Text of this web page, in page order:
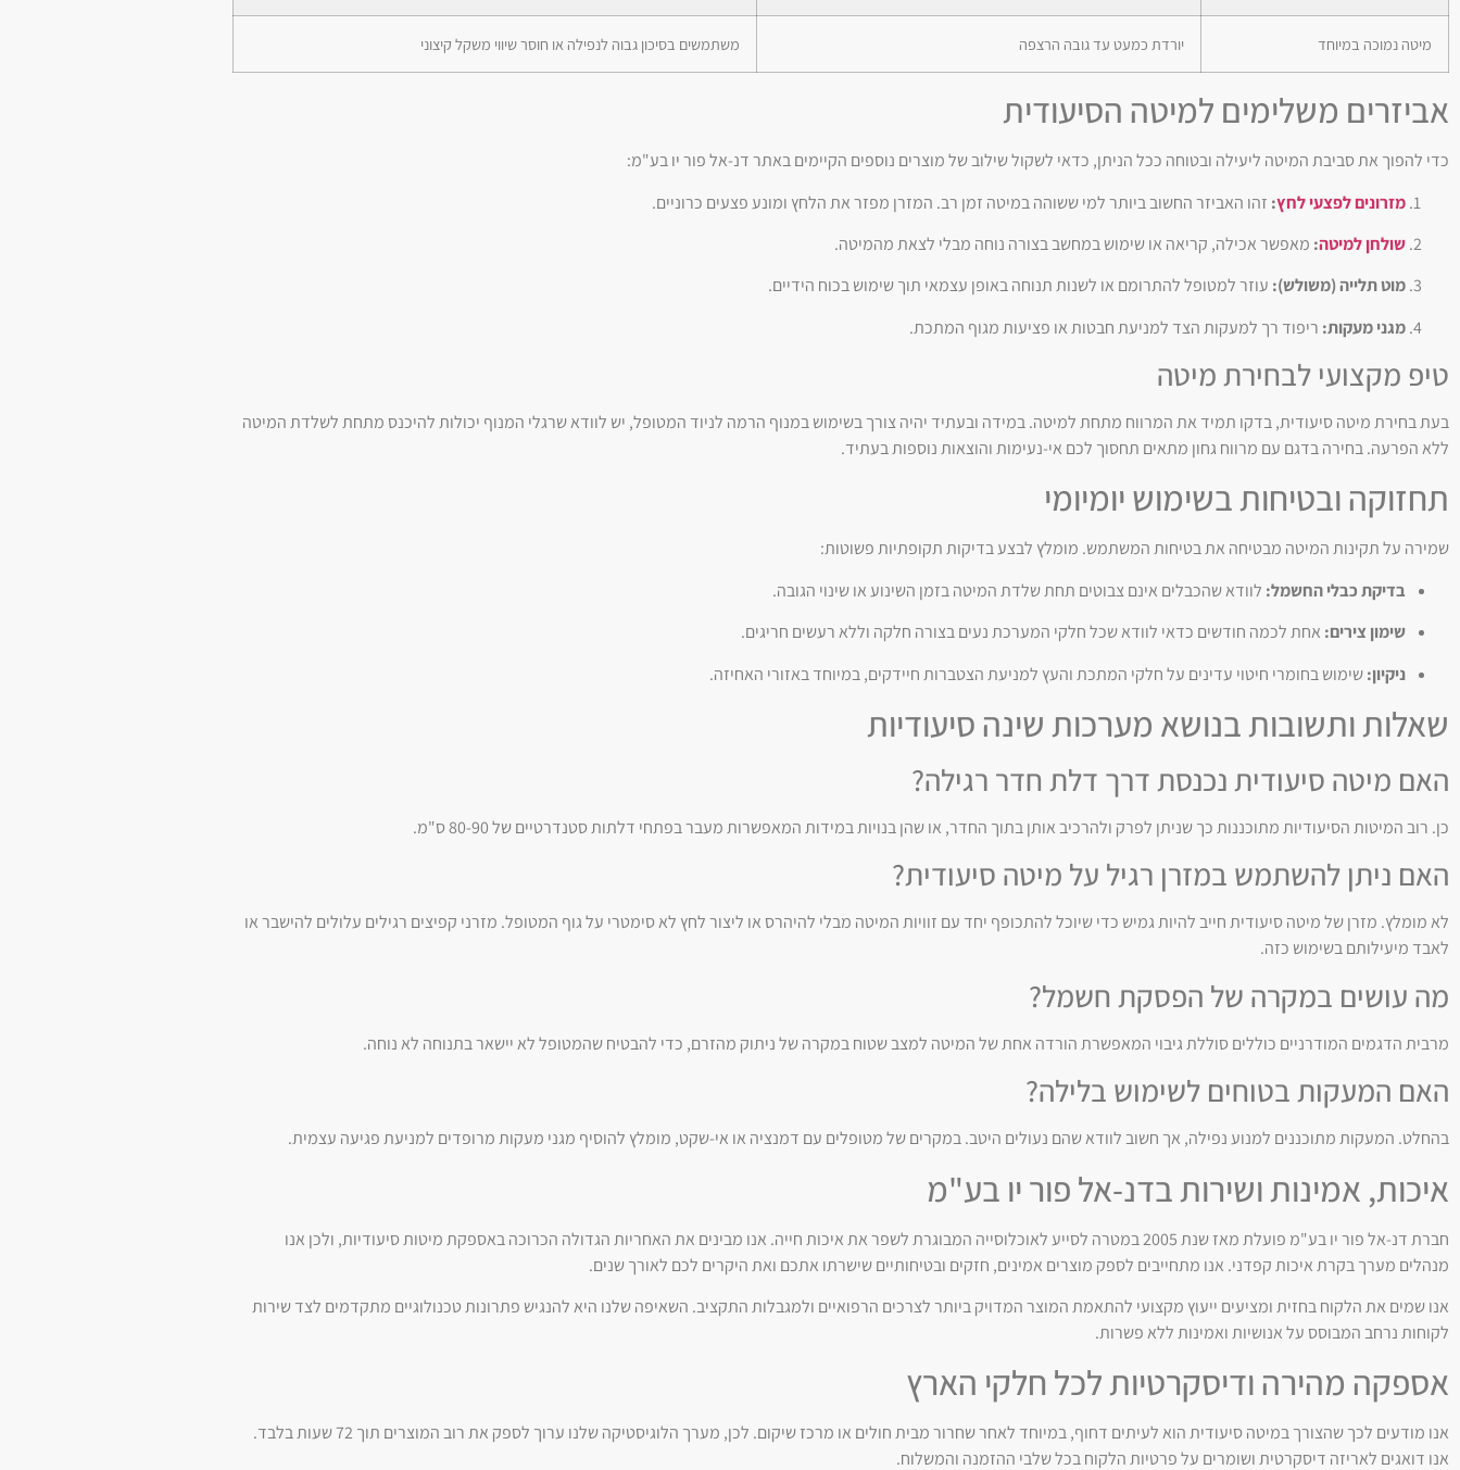
מיטה נמוכה במיוחד יורדת כמעט עד גובה הרצפה משתמשים בסיכון גבוה לנפילה או חוסר שיווי משקל קיצוני
אביזרים משלימים למיטה הסיעודית
כדי להפוך את סביבת המיטה ליעילה ובטוחה ככל הניתן, כדאי לשקול שילוב של מוצרים נוספים הקיימים באתר דנ-אל פור יו בע"מ:
מזרונים לפצעי לחץ: זהו האביזר החשוב ביותר למי ששוהה במיטה זמן רב. המזרן מפזר את הלחץ ומונע פצעים כרוניים.
שולחן למיטה: מאפשר אכילה, קריאה או שימוש במחשב בצורה נוחה מבלי לצאת מהמיטה.
מוט תלייה (משולש): עוזר למטופל להתרומם או לשנות תנוחה באופן עצמאי תוך שימוש בכוח הידיים.
מגני מעקות: ריפוד רך למעקות הצד למניעת חבטות או פציעות מגוף המתכת.
טיפ מקצועי לבחירת מיטה
בעת בחירת מיטה סיעודית, בדקו תמיד את המרווח מתחת למיטה. במידה ובעתיד יהיה צורך בשימוש במנוף הרמה לניוד המטופל, יש לוודא שרגלי המנוף יכולות להיכנס מתחת לשלדת המיטה
ללא הפרעה. בחירה בדגם עם מרווח גחון מתאים תחסוך לכם אי-נעימות והוצאות נוספות בעתיד.
תחזוקה ובטיחות בשימוש יומיומי
שמירה על תקינות המיטה מבטיחה את בטיחות המשתמש. מומלץ לבצע בדיקות תקופתיות פשוטות:
בדיקת כבלי החשמל: לוודא שהכבלים אינם צבוטים תחת שלדת המיטה בזמן השינוע או שינוי הגובה.
שימון צירים: אחת לכמה חודשים כדאי לוודא שכל חלקי המערכת נעים בצורה חלקה וללא רעשים חריגים.
ניקיון:שימוש בחומרי חיטוי עדינים על חלקי המתכת והעץ למניעת הצטברות חיידקים, במיוחד באזורי האחיזה.
שאלות ותשובות בנושא מערכות שינה סיעודיות
האם מיטה סיעודית נכנסת דרך דלת חדר רגילה?
כן. רוב המיטות הסיעודיות מתוכננות כך שניתן לפרק ולהרכיב אותן בתוך החדר, או שהן בנויות במידות המאפשרות מעבר בפתחי דלתות סטנדרטיים של 80-90 ס"מ.
האם ניתן להשתמש במזרן רגיל על מיטה סיעודית?
לא מומלץ. מזרן של מיטה סיעודית חייב להיות גמיש כדי שיוכל להתכופף יחד עם זוויות המיטה מבלי להיהרס או ליצור לחץ לא סימטרי על גוף המטופל. מזרני קפיצים רגילים עלולים להישבר או
לאבד מיעילותם בשימוש כזה.
מה עושים במקרה של הפסקת חשמל?
מרבית הדגמים המודרניים כוללים סוללת גיבוי המאפשרת הורדה אחת של המיטה למצב שטוח במקרה של ניתוק מהזרם, כדי להבטיח שהמטופל לא יישאר בתנוחה לא נוחה.
האם המעקות בטוחים לשימוש בלילה?
בהחלט. המעקות מתוכננים למנוע נפילה, אך חשוב לוודא שהם נעולים היטב. במקרים של מטופלים עם דמנציה או אי-שקט, מומלץ להוסיף מגני מעקות מרופדים למניעת פגיעה עצמית.
איכות, אמינות ושירות בדנ-אל פור יו בע"מ
חברת דנ-אל פור יו בע"מ פועלת מאז שנת 2005 במטרה לסייע לאוכלוסייה המבוגרת לשפר את איכות חייה. אנו מבינים את האחריות הגדולה הכרוכה באספקת מיטות סיעודיות, ולכן אנו
מנהלים מערך בקרת איכות קפדני. אנו מתחייבים לספק מוצרים אמינים, חזקים ובטיחותיים שישרתו אתכם ואת היקרים לכם לאורך שנים.
אנו שמים את הלקוח בחזית ומציעים ייעוץ מקצועי להתאמת המוצר המדויק ביותר לצרכים הרפואיים ולמגבלות התקציב. השאיפה שלנו היא להנגיש פתרונות טכנולוגיים מתקדמים לצד שירות
לקוחות נרחב המבוסס על אנושיות ואמינות ללא פשרות.
אספקה מהירה ודיסקרטיות לכל חלקי הארץ
אנו מודעים לכך שהצורך במיטה סיעודית הוא לעיתים דחוף, במיוחד לאחר שחרור מבית חולים או מרכז שיקום. לכן, מערך הלוגיסטיקה שלנו ערוך לספק את רוב המוצרים תוך 72 שעות בלבד.
אנו דואגים לאריזה דיסקרטית ושומרים על פרטיות הלקוח בכל שלבי ההזמנה והמשלוח.